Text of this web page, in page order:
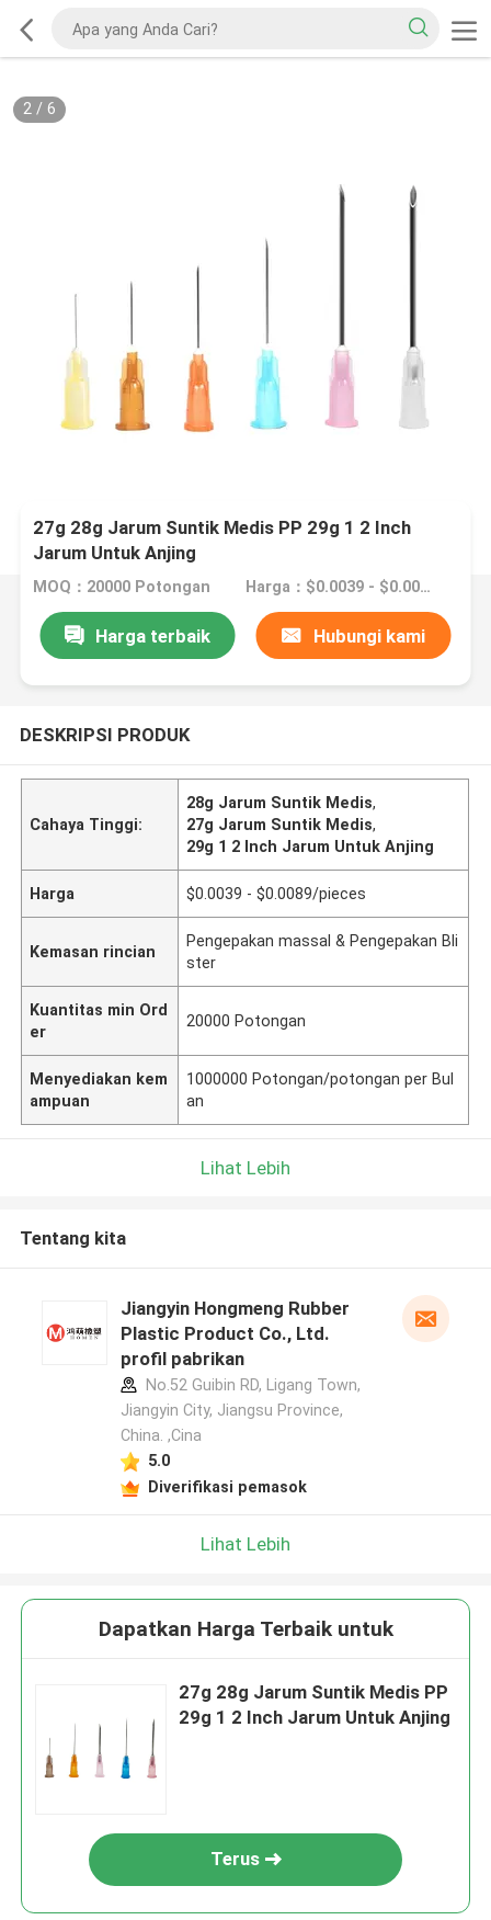
2/ 6
27g 28g Jarum Suntik Medis PP 29g 1 2 Inch
Jarum Untuk Anjing
MOQ：20000 Potongan Harga：$0.0039 - $0.0089/pieces
Harga terbaik Hubungi kami
DESKRIPSI PRODUK
Cahaya Tinggi:
28g Jarum Suntik Medis,
27g Jarum Suntik Medis,
29g 1 2 Inch Jarum Untuk Anjing
Harga $0.0039 - $0.0089/pieces
Kemasan rincian
Pengepakan massal & Pengepakan Bli
ster
Kuantitas min Ord
er
20000 Potongan
Menyediakan kem
ampuan
1000000 Potongan/potongan per Bul
an
Lihat Lebih
Tentang kita
Jiangyin Hongmeng Rubber
Plastic Product Co., Ltd.
profil pabrikan
No.52 Guibin RD, Ligang Town,
Jiangyin City, Jiangsu Province,
China. ,Cina
5.0
Diverifikasi pemasok
Lihat Lebih
Dapatkan Harga Terbaik untuk
27g 28g Jarum Suntik Medis PP
29g 1 2 Inch Jarum Untuk Anjing
Terus